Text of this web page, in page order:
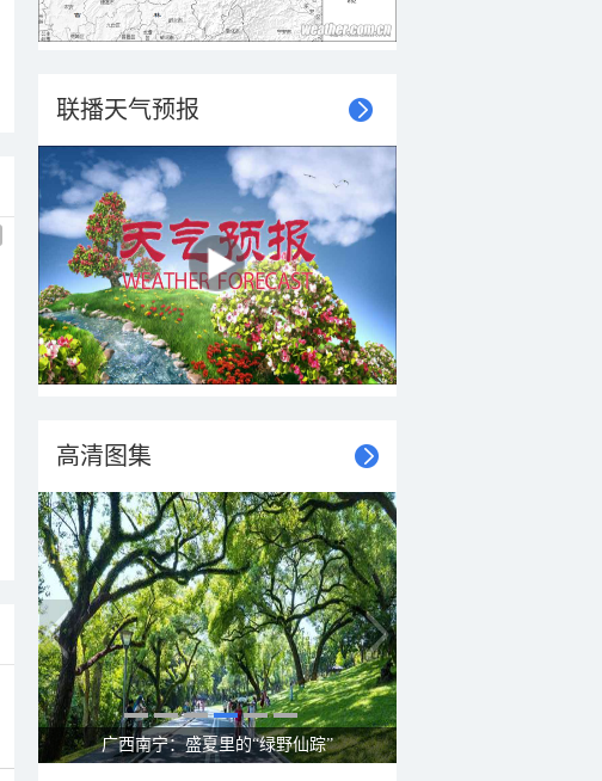
联播天气预报
高清图集
呼伦贝尔草原 藏着最治愈的蓝天白云